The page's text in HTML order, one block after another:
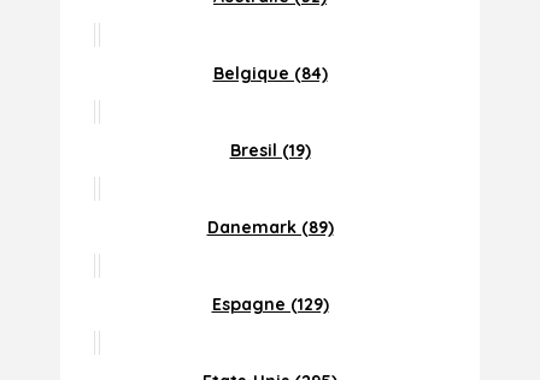
Belgique (84)
Bresil (19)
Danemark (89)
Espagne (129)